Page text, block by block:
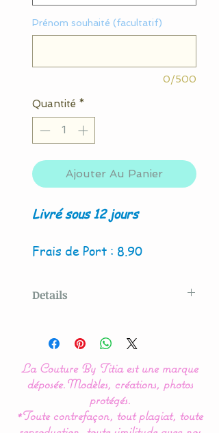
Prénom souhaité (facultatif)
0/500
Quantité *
Ajouter Au Panier
Livré sous 12 jours
Frais de Port : 8.90
Details
Couture By Titia
Nos modèles de turbulette,
gigoteuse sont
La Couture By Titia est une marque
déposée.Modèles, créations, photos
protégés.
*Toute contrefaçon, tout plagiat, toute